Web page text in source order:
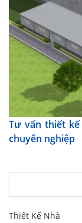
Tư vấn thiết
chuyên nghiệp
Thiết Kế Nhà